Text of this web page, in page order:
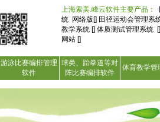
上海索美.峰云软件主要产品：
统 网络版[] 田径运动会管理系
教学系统 [] 体质测试管理系统
网站 []
游泳比赛编排管理
软件
球类、跆拳道等对
阵比赛编排软件
体育教学管